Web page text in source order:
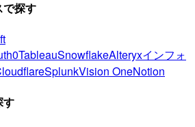
で探す
TableauSnowflakeAlteryxインフォ
SplunkVision OneNotion
す